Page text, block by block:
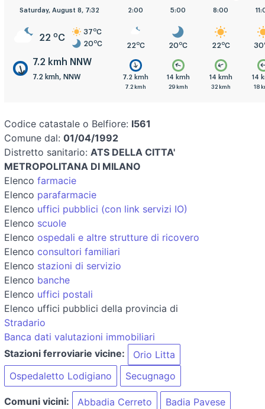
Saturday, August 8, 7:32
22 oC
37 oC
20oC
7.2 kmh NNW
7.2 kmh, NNW
2:00
22 oC
7.2 kmh
7.2 kmh
5:00
20oC
14 kmh
29 kmh
8:00
22 oC
14 kmh
32 kmh
30
14
18
Codice catastale o Belfiore: I561
Comune dal: 01/04/1992
Distretto sanitario: ATS DELLA CITTA'
METROPOLITANA DI MILANO
Elenco farmacie
Elenco parafarmacie
Elenco uffici pubblici (con link servizi IO)
Elenco scuole
Elenco ospedali e altre strutture di ricovero
Elenco consultori familiari
Elenco stazioni di servizio
Elenco banche
Elenco uffici postali
Elenco uffici pubblici della provincia di
Stradario
Banca dati valutazioni immobiliari
Stazioni ferroviarie vicine:
Orio Litta
Ospedaletto Lodigiano
Secugnago
Comuni vicini: Abbadia Cerreto Badia Pavese